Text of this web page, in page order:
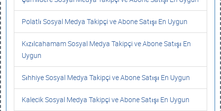
Polatlı Sosyal Medya Takipçi ve Abone Satışı En Uygun
Kızılcahamam Sosyal Medya Takipçi ve Abone Satışı En
Uygun
Sıhhiye Sosyal Medya Takipçi ve Abone Satışı En Uygun
Kalecik Sosyal Medya Takipçi ve Abone Satışı En Uygun